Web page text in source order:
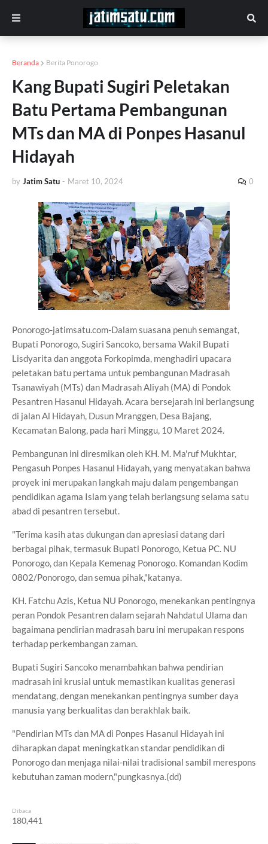
Beranda Berita Ponorogo
Kang Bupati Sugiri Peletakan
Batu Pertama Pembangunan
MTs dan MA di Ponpes Hasanul
Hidayah
by Jatim Satu - Maret 10, 2024 0
Ponorogo-jatimsatu.com-Dalam suasana penuh semangat,
Bupati Ponorogo, Sugiri Sancoko, bersama Wakil Bupati
Lisdyarita dan anggota Forkopimda, menghadiri upacara
peletakan batu pertama untuk pembangunan Madrasah
Tsanawiyah (MTs) dan Madrasah Aliyah (MA) di Pondok
Pesantren Hasanul Hidayah. Acara bersejarah ini berlangsung
di jalan Al Hidayah, Dusun Mranggen, Desa Bajang,
Kecamatan Balong, pada hari Minggu, 10 Maret 2024.
Pembangunan ini diresmikan oleh KH. M. Ma'ruf Mukhtar,
Pengasuh Ponpes Hasanul Hidayah, yang menyatakan bahwa
proyek ini merupakan langkah maju dalam pengembangan
pendidikan agama Islam yang telah berlangsung selama satu
abad di pesantren tersebut.
"Terima kasih atas dukungan dan apresiasi datang dari
berbagai pihak, termasuk Bupati Ponorogo, Ketua PC. NU
Ponorogo, dan Kepala Kemenag Ponorogo. Komandan Kodim
0802/Ponorogo, dan semua pihak,"katanya.
KH. Fatchu Azis, Ketua NU Ponorogo, menekankan pentingnya
peran Pondok Pesantren dalam sejarah Nahdatul Ulama dan
bagaimana pendirian madrasah baru ini merupakan respons
terhadap perkembangan zaman.
Bupati Sugiri Sancoko menambahkan bahwa pendirian
madrasah ini krusial untuk memastikan kualitas generasi
mendatang, dengan menekankan pentingnya sumber daya
manusia yang berkualitas dan berakhlak baik.
"Pendirian MTs dan MA di Ponpes Hasanul Hidayah ini
diharapkan dapat meningkatkan standar pendidikan di
Ponorogo dan menjaga nilai-nilai tradisional sambil merespons
kebutuhan zaman modern,"pungkasnya.(dd)
Dibaca
180,441